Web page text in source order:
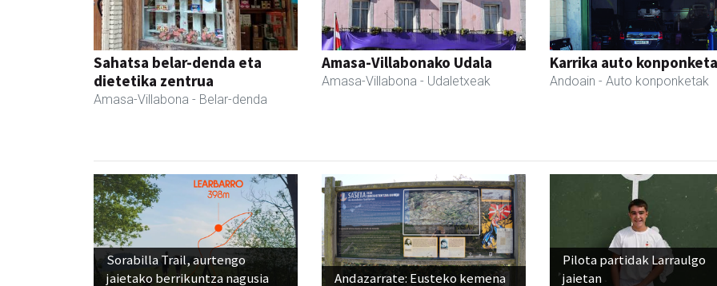
Sahatsa belar-denda eta
dietetika zentrua
Amasa-Villabona - Belar-denda
Amasa-Villabonako Udala
Amasa-Villabona - Udaletxeak
Karrika auto konponketa
Andoain - Auto konponketak
Sorabilla Trail, aurtengo
jaietako berrikuntza nagusia
Andazarrate: Eusteko kemena
Pilota partidak Larraulgo
jaietan